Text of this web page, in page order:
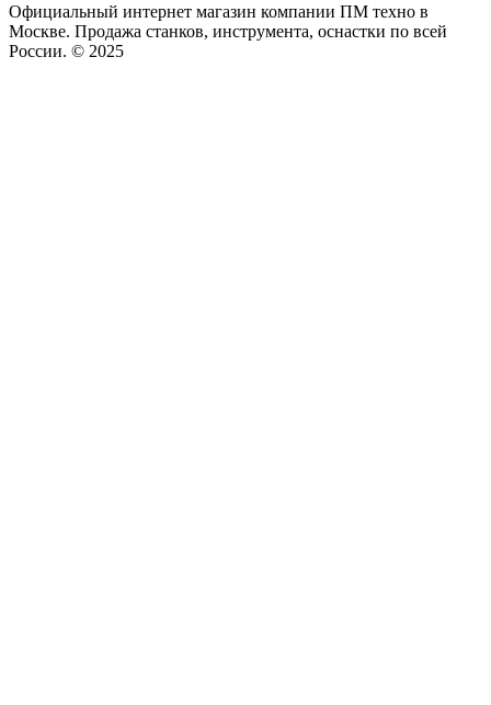
Официальный интернет магазин компании ПМ техно в
Москве. Продажа станков, инструмента, оснастки по всей
России. © 2025